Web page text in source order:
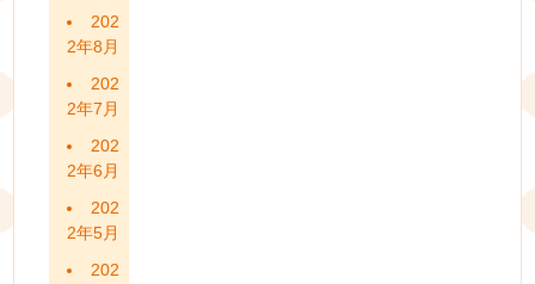
202
2年8月
202
2年7月
202
2年6月
202
2年5月
202